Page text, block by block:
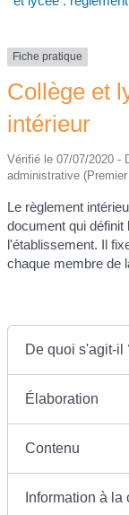
Fiche pratique
Collège et
intérieur
Vérifié le 07/07/2020 -
administrative
Le règlement
document qui
l'établissement. Il
chaque membre de
De quoi s'agit-il
Élaboration
Contenu
Information à